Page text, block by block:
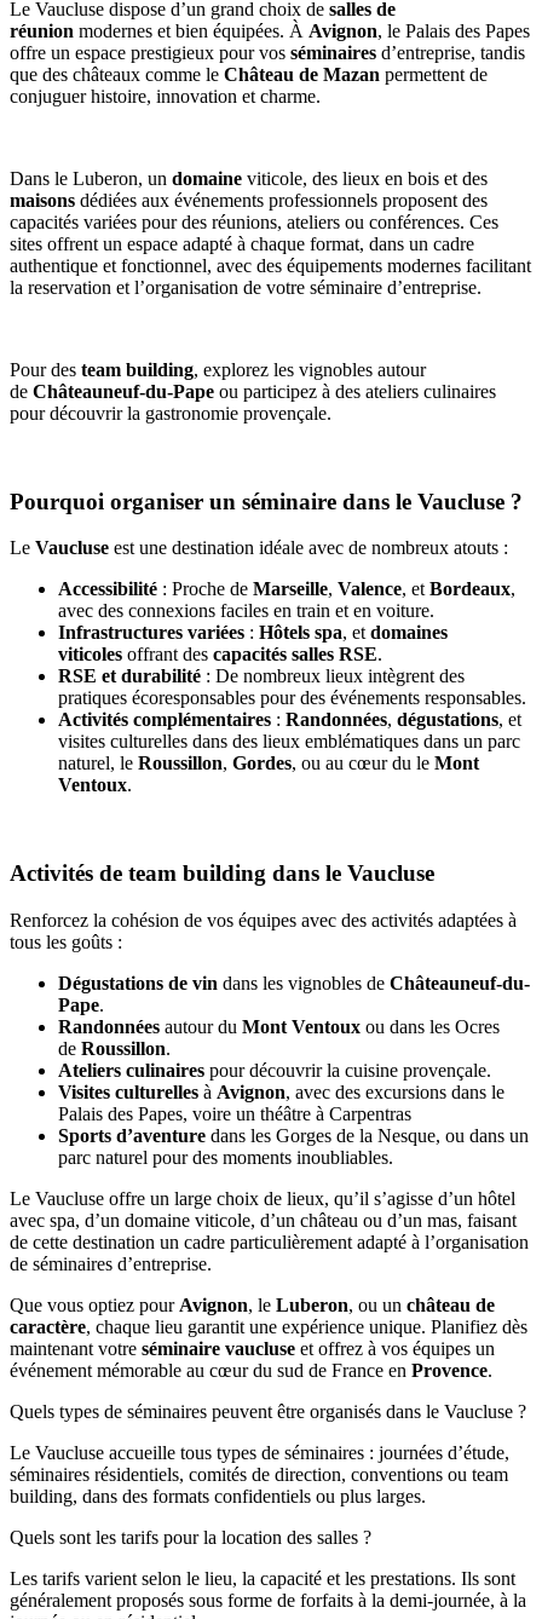
Le Vaucluse dispose d’un grand choix de salles de
réunion modernes et bien équipées. À Avignon, le Palais des Papes
offre un espace prestigieux pour vos séminaires d’entreprise, tandis
que des châteaux comme le Château de Mazan permettent de
conjuguer histoire, innovation et charme.
Dans le Luberon, un domaine viticole, des lieux en bois et des
maisons dédiées aux événements professionnels proposent des
capacités variées pour des réunions, ateliers ou conférences. Ces
sites offrent un espace adapté à chaque format, dans un cadre
authentique et fonctionnel, avec des équipements modernes facilitant
la reservation et l’organisation de votre séminaire d’entreprise.
Pour des team building, explorez les vignobles autour
de Châteauneuf-du-Pape ou participez à des ateliers culinaires
pour découvrir la gastronomie provençale.
Pourquoi organiser un séminaire dans le Vaucluse ?
Le Vaucluse est une destination idéale avec de nombreux atouts :
Accessibilité : Proche de Marseille, Valence, et Bordeaux,
avec des connexions faciles en train et en voiture.
Infrastructures variées : Hôtels spa, et domaines
viticoles offrant des capacités salles RSE.
RSE et durabilité : De nombreux lieux intègrent des
pratiques écoresponsables pour des événements responsables.
Activités complémentaires : Randonnées, dégustations, et
visites culturelles dans des lieux emblématiques dans un parc
naturel, le Roussillon, Gordes, ou au cœur du le Mont
Ventoux.
Activités de team building dans le Vaucluse
Renforcez la cohésion de vos équipes avec des activités adaptées à
tous les goûts :
Dégustations de vin dans les vignobles de Châteauneuf-du-
Pape.
Randonnées autour du Mont Ventoux ou dans les Ocres
de Roussillon.
Ateliers culinaires pour découvrir la cuisine provençale.
Visites culturelles à Avignon, avec des excursions dans le
Palais des Papes, voire un théâtre à Carpentras
Sports d’aventure dans les Gorges de la Nesque, ou dans un
parc naturel pour des moments inoubliables.
Le Vaucluse offre un large choix de lieux, qu’il s’agisse d’un hôtel
avec spa, d’un domaine viticole, d’un château ou d’un mas, faisant
de cette destination un cadre particulièrement adapté à l’organisation
de séminaires d’entreprise.
Que vous optiez pour Avignon, le Luberon, ou un château de
caractère, chaque lieu garantit une expérience unique. Planifiez dès
maintenant votre séminaire vaucluse et offrez à vos équipes un
événement mémorable au cœur du sud de France en Provence.
Quels types de séminaires peuvent être organisés dans le Vaucluse ?
Le Vaucluse accueille tous types de séminaires : journées d’étude,
séminaires résidentiels, comités de direction, conventions ou team
building, dans des formats confidentiels ou plus larges.
Quels sont les tarifs pour la location des salles ?
Les tarifs varient selon le lieu, la capacité et les prestations. Ils sont
généralement proposés sous forme de forfaits à la demi-journée, à la